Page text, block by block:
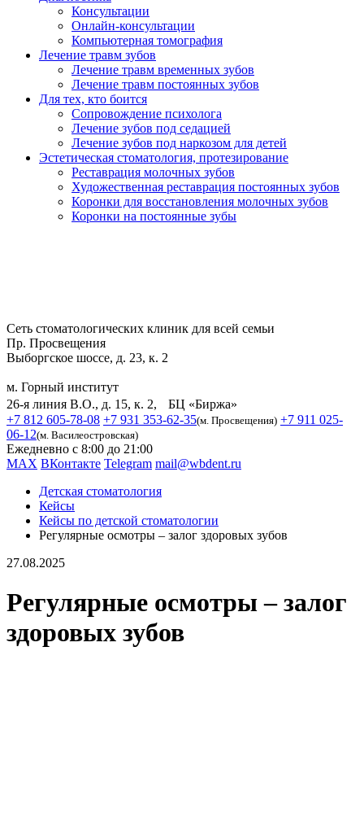
Консультации
Онлайн-консультации
Компьютерная томография
Лечение травм зубов
Лечение травм временных зубов
Лечение травм постоянных зубов
Для тех, кто боится
Сопровождение психолога
Лечение зубов под седацией
Лечение зубов под наркозом для детей
Эстетическая стоматология, протезирование
Реставрация молочных зубов
Художественная реставрация постоянных зубов
Коронки для восстановления молочных зубов
Коронки на постоянные зубы
Сеть стоматологических клиник для всей семьи
Пр. Просвещения
Выборгское шоссе, д. 23, к. 2
м. Горный институт
26-я линия В.О., д. 15, к. 2, БЦ «Биржа»
+7 812 605-78-08 +7 931 353-62-35(м. Просвещения) +7 911 025-
06-12(м. Василеостровская)
Ежедневно с 8:00 до 21:00
MAX ВКонтакте Telegram mail@wbdent.ru
Детская стоматология
Кейсы
Кейсы по детской стоматологии
Регулярные осмотры – залог здоровых зубов
27.08.2025
Регулярные осмотры – залог
здоровых зубов